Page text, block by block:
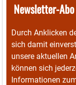
Newsletter-Abo
Durch Anklicken
sich damit
unsere aktuellen
können sich
Informationen